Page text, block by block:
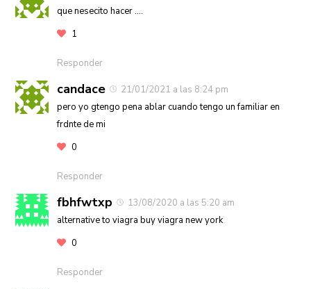
que nesecito hacer ….
1
Responder
candace
21/01/2021 a las 8:24 pm
pero yo gtengo pena ablar cuando tengo un familiar en
frdnte de mi
0
Responder
fbhfwtxp
13/08/2020 a las 5:20 am
alternative to viagra buy viagra new york
0
Responder